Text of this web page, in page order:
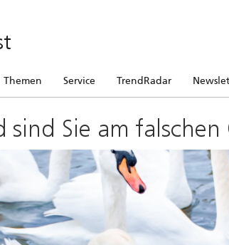
Themen Service TrendRadar
sind Sie am